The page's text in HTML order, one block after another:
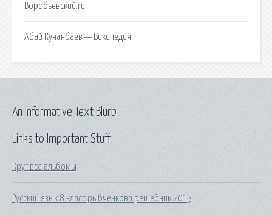
Воробьевский.ru.
Абай Кунанбаев — Википедия.
Links to Important Stuff
Круг все альбомы
Русский язык 8 класс рыбченкова решебник 2013
An Informative Text Blurb